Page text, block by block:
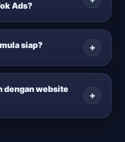
Ads?
siap?
dengan website